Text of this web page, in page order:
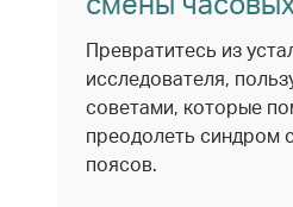
Превратитесь из
исследователя,
советами, которые
преодолеть синдром
поясов.